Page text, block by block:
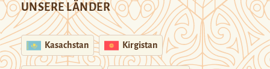
UNSERE LÄNDER
Kasachstan Kirgistan